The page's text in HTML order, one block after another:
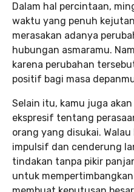
Dalam hal percintaan,
waktu yang penuh
merasakan adanya
hubungan asmaramu.
karena perubahan
positif bagi masa
Selain itu, kamu juga
ekspresif tentang
orang yang disukai.
impulsif dan cenderung
tindakan tanpa pikir
untuk